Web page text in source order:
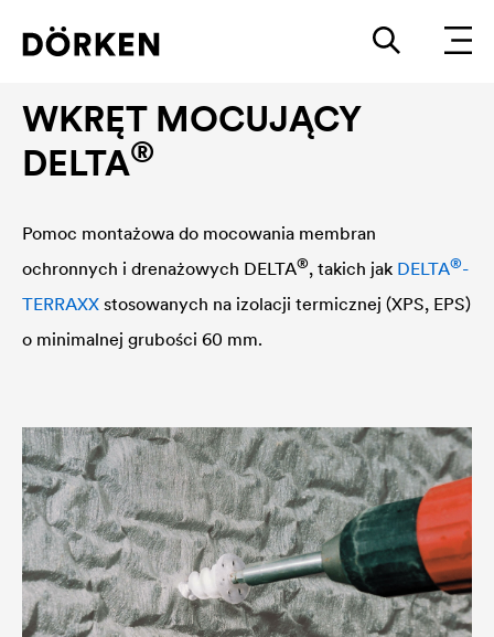
WKRĘT MOCUJĄCY
DELTA®
Pomoc montażowa do mocowania membran
ochronnych i drenażowych DELTA®, takich jak DELTA®-
TERRAXX stosowanych na izolacji termicznej (XPS, EPS)
o minimalnej grubości 60 mm.